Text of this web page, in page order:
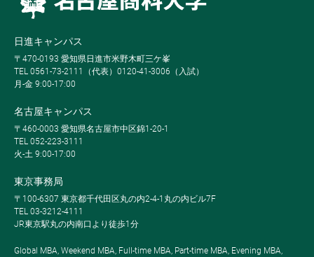
日進キャンパス
〒470-0193 愛知県日進市米野木町三ケ峯
TEL 0561-73-2111（代表）0120-41-3006（入試）
月-金 9:00-17:00
名古屋キャンパス
〒460-0003 愛知県名古屋市中区錦1-20-1
TEL 052-223-3111
火-土 9:00-17:00
東京事務局
〒100-6307 東京都千代田区丸の内2-4-1丸の内ビル7F
TEL 03-3212-4111
JR東京駅丸の内南口より徒歩1分
Global MBA, Weekend MBA, Full-time MBA, Part-time MBA, Evening MBA,